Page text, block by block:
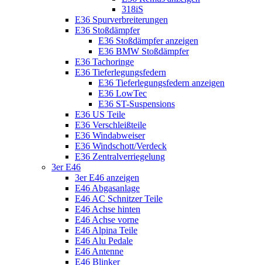
318iS
E36 Spurverbreiterungen
E36 Stoßdämpfer
E36 Stoßdämpfer anzeigen
E36 BMW Stoßdämpfer
E36 Tachoringe
E36 Tieferlegungsfedern
E36 Tieferlegungsfedern anzeigen
E36 LowTec
E36 ST-Suspensions
E36 US Teile
E36 Verschleißteile
E36 Windabweiser
E36 Windschott/Verdeck
E36 Zentralverriegelung
3er E46
3er E46 anzeigen
E46 Abgasanlage
E46 AC Schnitzer Teile
E46 Achse hinten
E46 Achse vorne
E46 Alpina Teile
E46 Alu Pedale
E46 Antenne
E46 Blinker